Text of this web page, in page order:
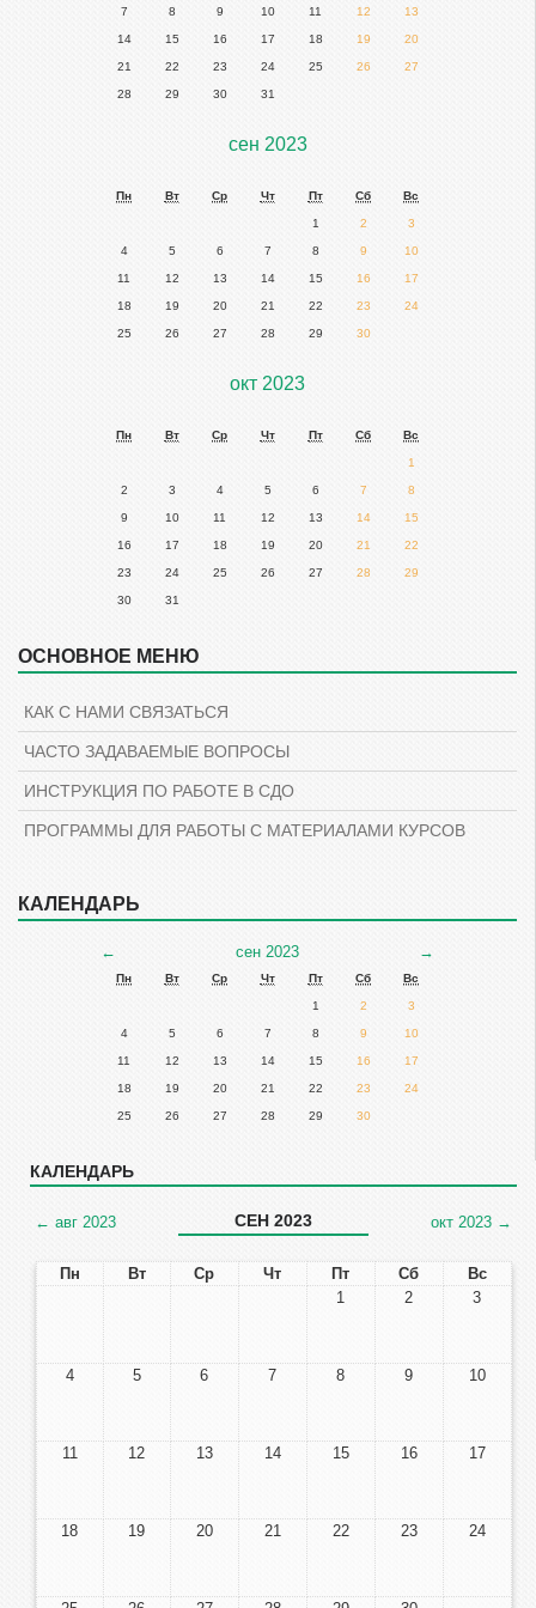
7 8 9 10 11 12 13
14 15 16 17 18 19 20
21 22 23 24 25 26 27
28 29 30 31
сен 2023
Пн Вт Ср Чт Пт Сб Вс
1 2 3
4 5 6 7 8 9 10
11 12 13 14 15 16 17
18 19 20 21 22 23 24
25 26 27 28 29 30
окт 2023
Пн Вт Ср Чт Пт Сб Вс
1
2 3 4 5 6 7 8
9 10 11 12 13 14 15
16 17 18 19 20 21 22
23 24 25 26 27 28 29
30 31
Пропустить
Навигация
Пропустить
Основное
меню
ОСНОВНОЕ МЕНЮ
КАК С НАМИ СВЯЗАТЬСЯ
ЧАСТО ЗАДАВАЕМЫЕ ВОПРОСЫ
ИНСТРУКЦИЯ ПО РАБОТЕ В СДО
ПРОГРАММЫ ДЛЯ РАБОТЫ С МАТЕРИАЛАМИ КУРСОВ
Пропустить
Календарь
КАЛЕНДАРЬ
←
месяц
сен 2023
Следующий
→
Пн Вт Ср Чт Пт Сб Вс
1 2 3
4 5 6 7 8 9 10
11 12 13 14 15 16 17
18 19 20 21 22 23 24
25 26 27 28 29 30
КАЛЕНДАРЬ
← авг 2023 СЕН 2023 окт 2023 →
Пн Вт Ср Чт Пт Сб
Вс
1
2 3
4 5 6 7 8 9 10
11 12 13 14 15 16 17
18 19 20 21 22 23 24